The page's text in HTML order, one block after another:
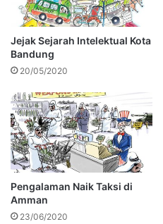
Jejak Sejarah Intelektual Kota
Bandung
20/05/2020
Pengalaman Naik Taksi di
Amman
23/06/2020